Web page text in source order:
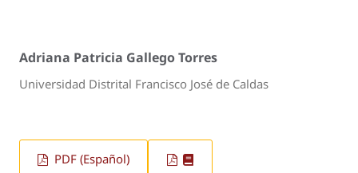
Adriana Patricia Gallego Torres
Universidad Distrital Francisco José de Caldas
PDF (Español)